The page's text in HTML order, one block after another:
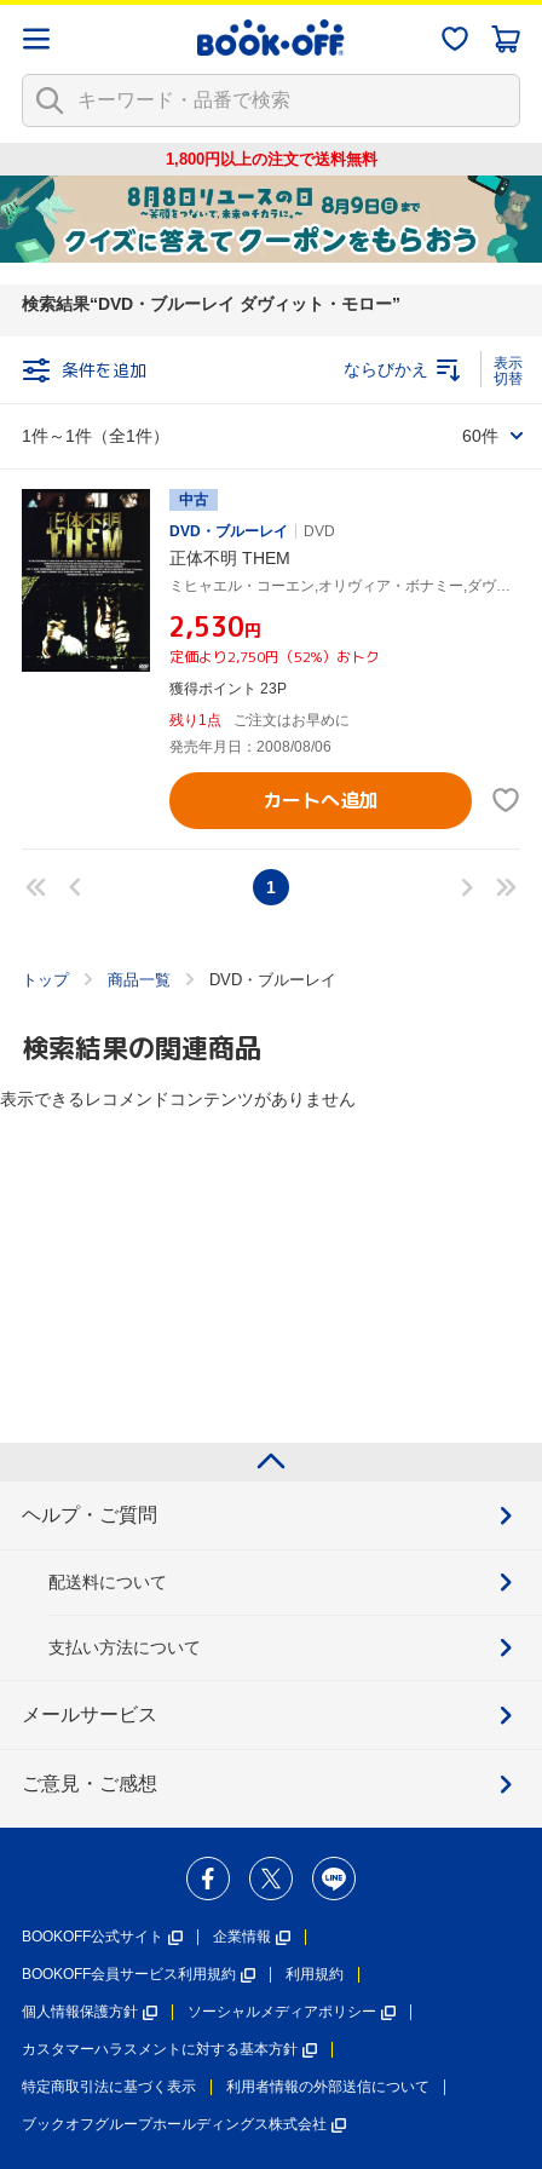
1,800円以上の注文で送料無料
検索結果 DVD・ブルーレイ ダヴィット・モロー
条件を追加
1件～1件（全1件）
ならびかえ
60件
中古
DVD・ブルーレイ
DVD
正体不明 THEM
ミヒャエル・コーエン,オリヴィア・ボナミー,ダヴィット・モロー(監督),ザヴィエ・パリュ(監督)
¥2,530円
定価より2,750円（52%）おトク
獲得ポイント 23P
残り1点
ご注文はお早めに
発売年月日：2008/08/06
カートへ追加
1
トップ 商品一覧 DVD・ブルーレイ
検索結果の関連商品
表示できるレコメンドコンテンツがありません
ヘルプ・ご質問
配送料について
支払い方法について
メールサービス
ご意見・ご感想
BOOKOFF公式サイト 企業情報
BOOKOFF会員サービス利用規約 利用規約
個人情報保護方針 ソーシャルメディアポリシー
カスタマーハラスメントに対する基本方針
特定商取引法に基づく表示 利用者情報の外部送信について
ブックオフグループホールディングス株式会社